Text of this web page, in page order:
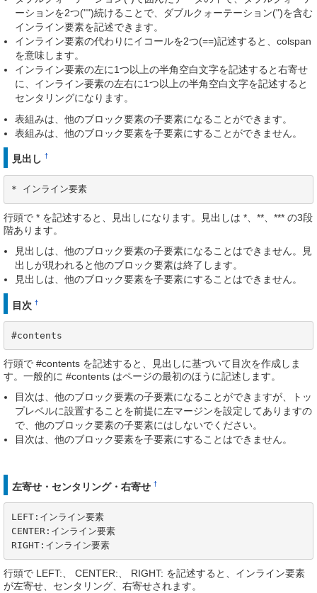
ーションを2つ("")続けることで、ダブルクォーテーション(")を含む
インライン要素を記述できます。
インライン要素の代わりにイコールを2つ(==)記述すると、colspan
を意味します。
インライン要素の左に1つ以上の半角空白文字を記述すると右寄せ
に、インライン要素の左右に1つ以上の半角空白文字を記述すると
センタリングになります。
表組みは、他のブロック要素の子要素になることができます。
表組みは、他のブロック要素を子要素にすることができません。
見出し †
* インライン要素
行頭で * を記述すると、見出しになります。見出しは *、**、*** の3段
階あります。
見出しは、他のブロック要素の子要素になることはできません。見
出しが現われると他のブロック要素は終了します。
見出しは、他のブロック要素を子要素にすることはできません。
目次 †
#contents
行頭で #contents を記述すると、見出しに基づいて目次を作成しま
す。一般的に #contents はページの最初のほうに記述します。
目次は、他のブロック要素の子要素になることができますが、トッ
プレベルに設置することを前提に左マージンを設定してありますの
で、他のブロック要素の子要素にはしないでください。
目次は、他のブロック要素を子要素にすることはできません。
左寄せ・センタリング・右寄せ †
LEFT:インライン要素
CENTER:インライン要素
RIGHT:インライン要素
行頭で LEFT:、 CENTER:、 RIGHT: を記述すると、インライン要素
が左寄せ、センタリング、右寄せされます。